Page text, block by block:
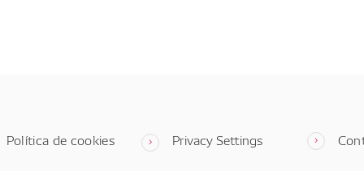
Política de cookies Privacy Settings